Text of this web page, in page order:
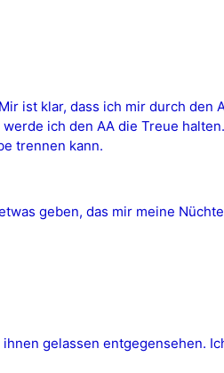
ist klar, dass ich mir durch den
ich den AA die Treue
trennen kann.
geben, das mir meine
gelassen entgegensehen.